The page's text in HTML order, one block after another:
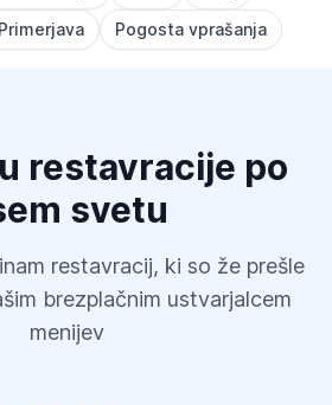
Primerjava Pogosta vprašanja
restavracije po
svetu
restavracij, ki so že prešle
brezplačnim ustvarjalcem
menijev